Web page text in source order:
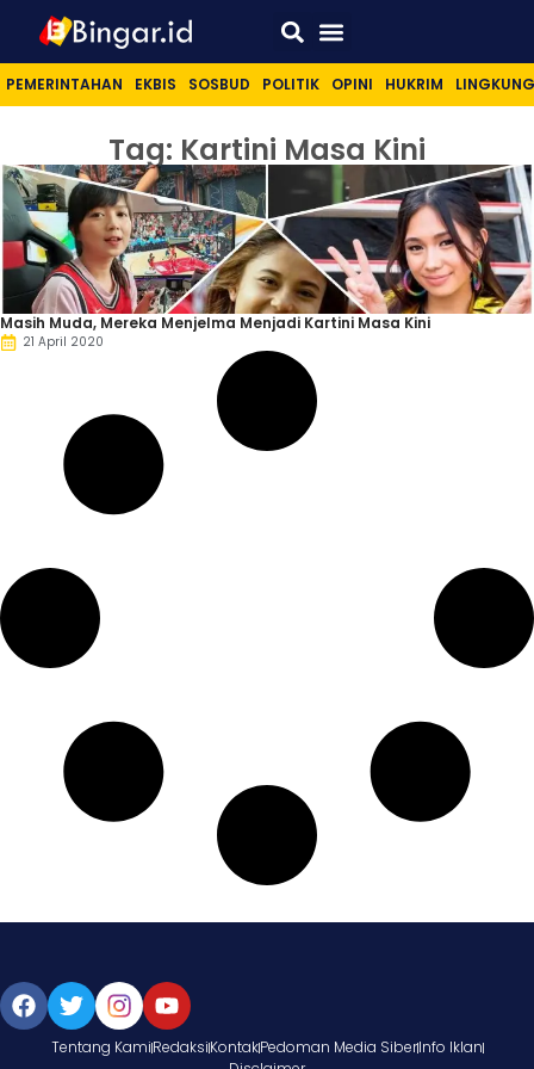
PEMERINTAHAN EKBIS SOSBUD POLITIK OPINI HUKRIM
Tag: Kartini Masa Kini
Masih Muda, Mereka Menjelma Menjadi Kartini Masa Kini
21 April 2020
Tentang KamiRedaksiKontakPedoman Media SiberInfo Iklan